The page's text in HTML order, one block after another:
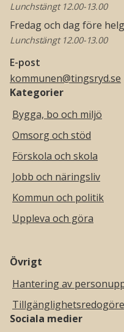
Lunchstängt 12.00-13.00
Fredag och dag före
Lunchstängt 12.00-13.00
E-post
kommunen@tingsryd.se
Kategorier
Bygga, bo och miljö
Omsorg och stöd
Förskola och skola
Jobb och näringsliv
Kommun och politik
Uppleva och göra
Övrigt
Hantering av
Sociala medier